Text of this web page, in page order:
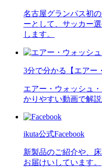
名古屋グランパス初
ーとして、サッカー
します。
3分で分かる【エアー
エアー・ウォッシュ
かりやすい動画で解説
ikuta公式Facebook
新製品のご紹介や、
お届けいしています。